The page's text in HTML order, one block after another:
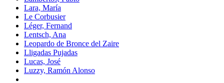
Lara, María
Le Corbusier
Léger, Fernand
Lentsch, Ana
Leopardo de Bronce del Zaire
Lligadas Pujadas
Lucas, José
Luzzy, Ramón Alonso